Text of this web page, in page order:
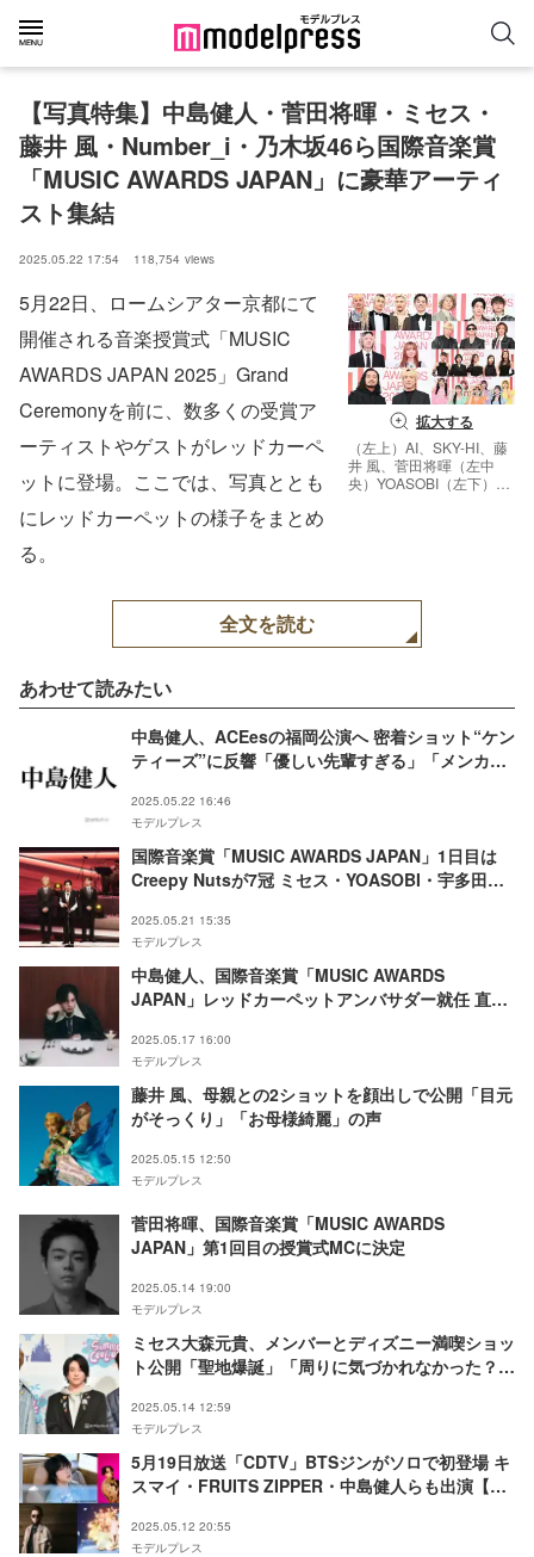
【写真特集】中島健人・菅田将暉・ミセス・
藤井 風・Number_i・乃木坂46ら国際音楽賞
「MUSIC AWARDS JAPAN」に豪華アーティ
スト集結
2025.05.22 17:54 118,754 views
拡大する
（左上）AI、SKY-HI、藤
井 風、菅田将暉（左中
央）YOASOBI（左下）
5月22日、ロームシアター京都にて
開催される音楽授賞式「MUSIC
AWARDS JAPAN 2025」Grand
Ceremonyを前に、数多くの受賞ア
ーティストやゲストがレッドカーペ
ットに登場。ここでは、写真ととも
にレッドカーペットの様子をまとめ
る。
全文を読む
あわせて読みたい
中島健人、ACEesの福岡公演へ 密着ショット“ケン
ティーズ”に反響「優しい先輩すぎる」「メンカラ
2025.05.22 16:46
モデルプレス
国際音楽賞「MUSIC AWARDS JAPAN」1日目は
Creepy Nutsが7冠 ミセス・YOASOBI・宇多田ヒ
アーティスト一覧】
2025.05.21 15:35
モデルプレス
中島健人、国際音楽賞「MUSIC AWARDS
JAPAN」レッドカーペットアンバサダー就任 直前
2025.05.17 16:00
モデルプレス
藤井 風、母親との2ショットを顔出しで公開「目元
がそっくり」「お母様綺麗」の声
2025.05.15 12:50
モデルプレス
菅田将暉、国際音楽賞「MUSIC AWARDS
JAPAN」第1回目の授賞式MCに決定
2025.05.14 19:00
モデルプレス
ミセス大森元貴、メンバーとディズニー満喫ショッ
ト公開「聖地爆誕」「周りに気づかれなかった？」
2025.05.14 12:59
モデルプレス
5月19日放送「CDTV」BTSジンがソロで初登場 キ
スマイ・FRUITS ZIPPER・中島健人らも出演【ア
2025.05.12 20:55
モデルプレス